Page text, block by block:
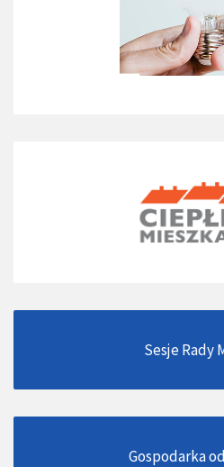
Sesje Rady
Gospodarka